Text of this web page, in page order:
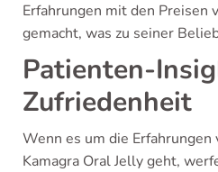
Erfahrungen mit den Preisen
gemacht, was zu seiner
Patienten-
Zufriedenheit
Wenn es um die
Kamagra Oral Jelly geht,